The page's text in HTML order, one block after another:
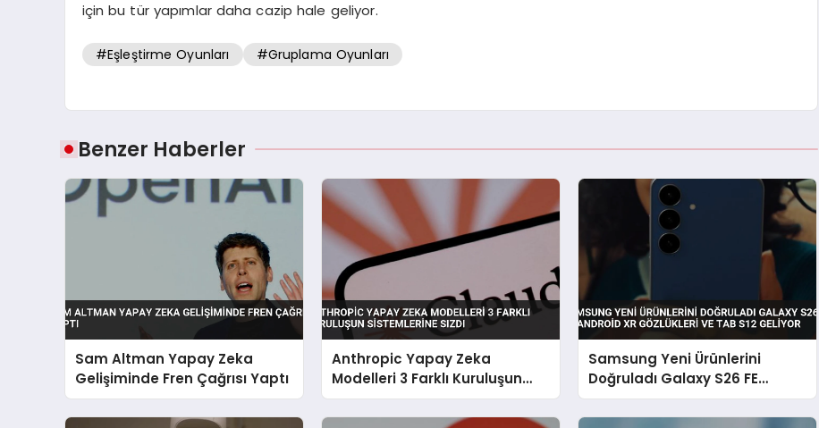
için bu tür yapımlar daha cazip hale geliyor.
#Eşleştirme Oyunları #Gruplama Oyunları
Benzer Haberler
Sam Altman Yapay Zeka
Gelişiminde Fren Çağrısı Yaptı
Anthropic Yapay Zeka
Modelleri 3 Farklı Kuruluşun
Sistemlerine Sızdı
Samsung Yeni Ürünlerini
Doğruladı Galaxy S26 FE
Android XR Gözlükleri ve Tab
S12 Geliyor